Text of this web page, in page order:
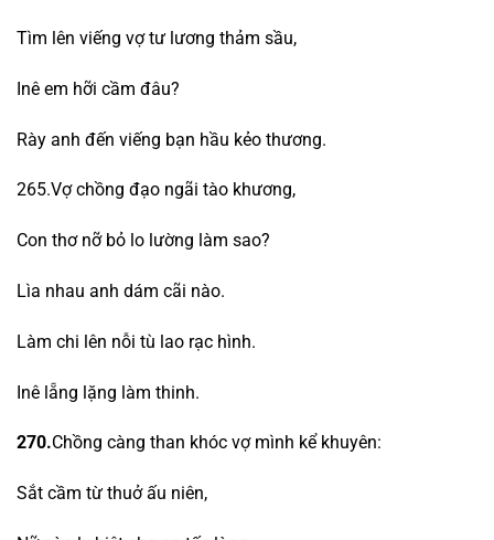
Tìm lên viếng vợ tư lương thảm sầu,
Inê em hỡi cầm đâu?
Rày anh đến viếng bạn hầu kẻo thương.
265.Vợ chồng đạo ngãi tào khương,
Con thơ nỡ bỏ lo lường làm sao?
Lìa nhau anh dám cãi nào.
Làm chi lên nỗi tù lao rạc hình.
Inê lẵng lặng làm thinh.
270.Chồng càng than khóc vợ mình kể khuyên:
Sắt cầm từ thuở ấu niên,